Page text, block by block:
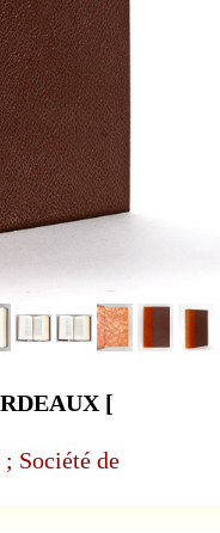
[
Société de